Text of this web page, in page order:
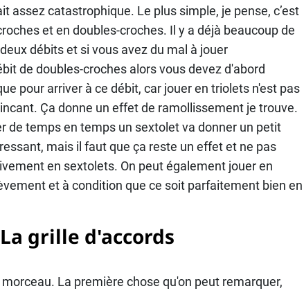
assez catastrophique. Le plus simple, je pense, c’est
et en doubles-croches. Il y a déjà beaucoup de
débits et si vous avez du mal à jouer
de doubles-croches alors vous devez d'abord
pour arriver à ce débit, car jouer en triolets n'est pas
Ça donne un effet de ramollissement je trouve.
de temps en temps un sextolet va donner un petit
mais il faut que ça reste un effet et ne pas
en sextolets. On peut également jouer en
et à condition que ce soit parfaitement bien en
La grille d'accords
La première chose qu'on peut remarquer,